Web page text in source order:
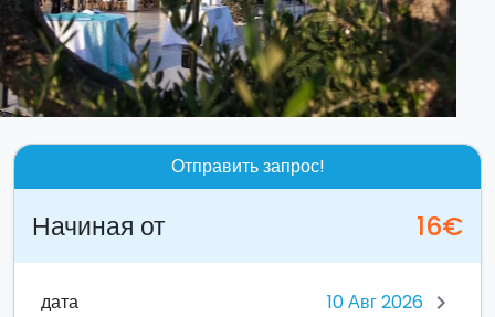
Отправить запрос!
Начиная от 16€
дата chevron_right